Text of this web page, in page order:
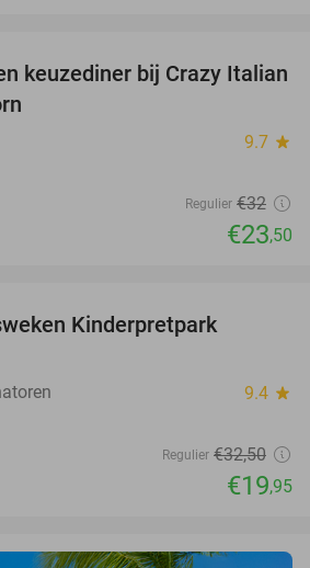
27%
keuzediner bij Crazy Italian
9.7 star
Regulier €32
€23,50
Kinderpretpark
9.4 star
Regulier €32,50
€19,95